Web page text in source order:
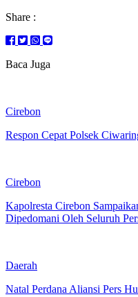
Share :
Baca Juga
Cirebon
Respon Cepat Polsek
Cirebon
Kapolresta Cirebon
Dipedomani Oleh Seluruh
Daerah
Natal Perdana Aliansi Pers